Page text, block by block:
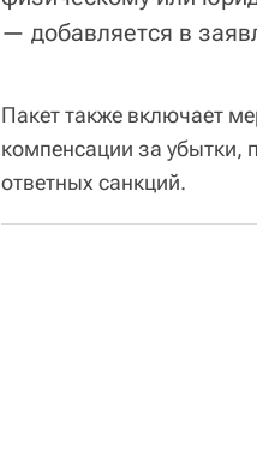
— добавляется в
Пакет также включает
компенсации за убытки,
ответных санкций.